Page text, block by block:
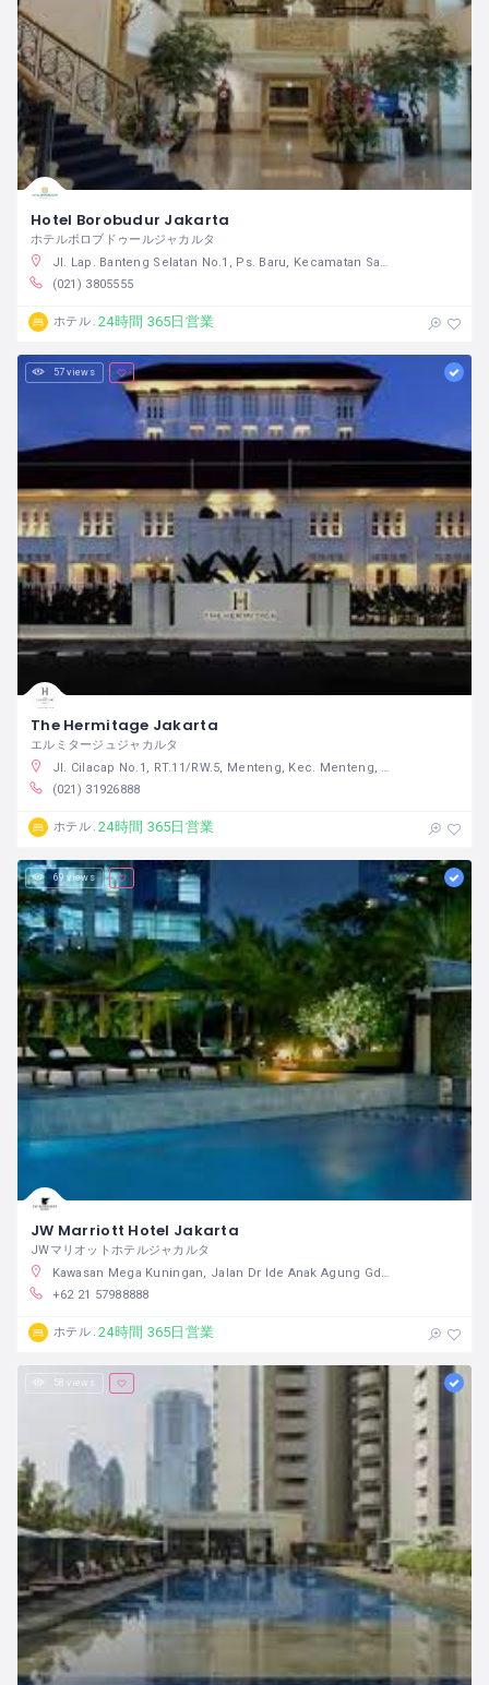
Hotel Borobudur Jakarta
ホテルボロブドゥールジャカルタ
Jl. Lap. Banteng Selatan No.1, Ps. Baru, Kecamatan Sawah Besar, Kota Jakarta Pusat, Daerah Khusus Ibukota Jakarta 10710 インドネシア
(021) 3805555
ホテル 24時間 365日営業
57 views
The Hermitage Jakarta
エルミタージュジャカルタ
Jl. Cilacap No.1, RT.11/RW.5, Menteng, Kec. Menteng, Kota Jakarta Pusat, Daerah Khusus Ibukota Jakarta 10310 インドネシア
(021) 31926888
ホテル 24時間 365日営業
69 views
JW Marriott Hotel Jakarta
JWマリオットホテルジャカルタ
Kawasan Mega Kuningan, Jalan Dr Ide Anak Agung Gde Agung Kav E.1.2 No 1&2, Jakarta, Daerah Khusus Ibukota Jakarta 12950 インドネシア
+62 21 57988888
ホテル 24時間 365日営業
58 views